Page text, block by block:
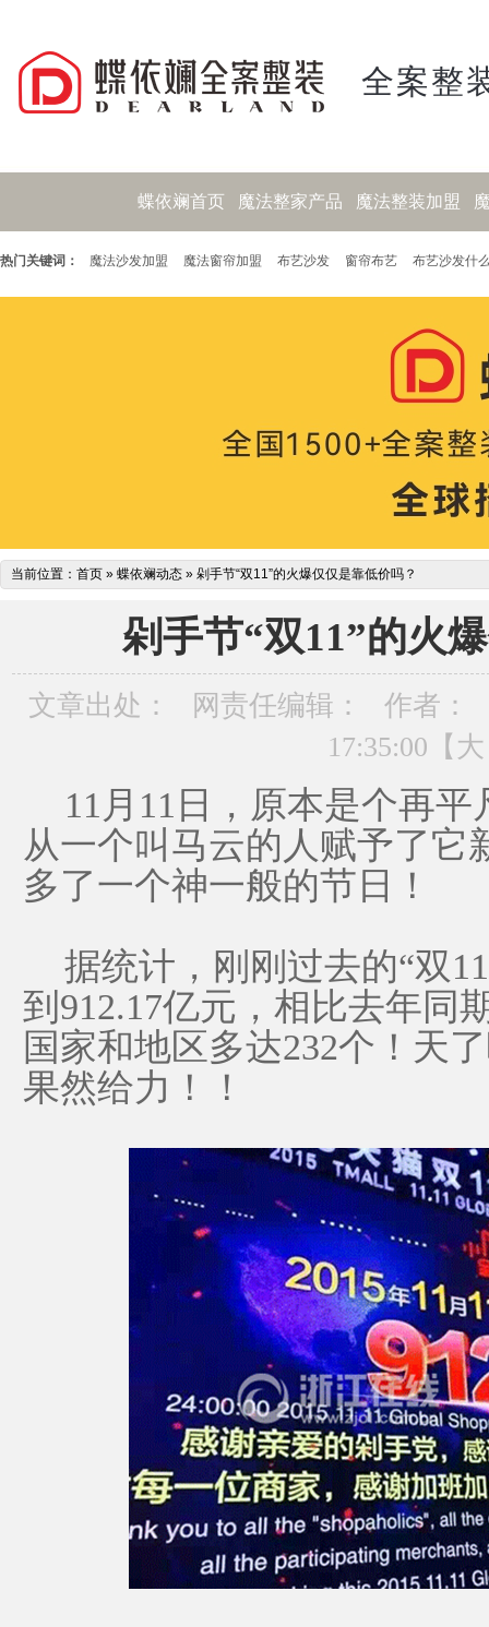
全案整
蝶依斓首页 魔法整家产品 魔法整装加盟
热门关键词： 魔法沙发加盟 魔法窗帘加盟 布艺沙发 窗帘布艺 布艺沙发什
当前位置： 首页 » 蝶依斓动态 » 剁手节“双11”的火爆仅仅是靠低价吗？
剁手节“双11”的火
文章出处： 网责任编辑：
作者：
17:35:00【 大
11月11日，原本是个再平
从一个叫马云的人赋予了它
多了一个神一般的节日！
据统计，刚刚过去的“双
到912.17亿元，相比去年同
国家和地区多达232个！天
果然给力！！